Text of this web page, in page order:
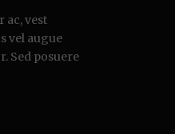
ac, vest
vel augue
Sed posuere